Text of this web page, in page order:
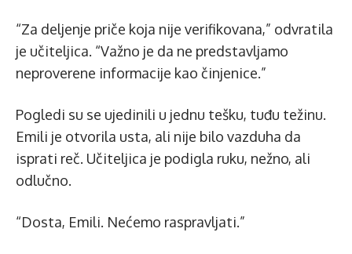
“Za deljenje priče koja nije verifikovana,” odvratila
je učiteljica. “Važno je da ne predstavljamo
neproverene informacije kao činjenice.”
Pogledi su se ujedinili u jednu tešku, tuđu težinu.
Emili je otvorila usta, ali nije bilo vazduha da
isprati reč. Učiteljica je podigla ruku, nežno, ali
odlučno.
“Dosta, Emili. Nećemo raspravljati.”